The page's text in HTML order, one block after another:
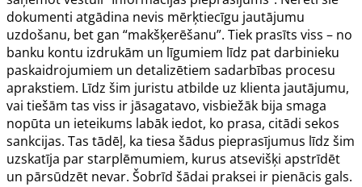
dokumenti atgādina nevis mērķtiecīgu jautājumu
uzdošanu, bet gan “makšķerēšanu”. Tiek prasīts viss – no
banku kontu izdrukām un līgumiem līdz pat darbinieku
paskaidrojumiem un detalizētiem sadarbības procesu
aprakstiem. Līdz šim juristu atbilde uz klienta jautājumu,
vai tiešām tas viss ir jāsagatavo, visbiežāk bija smaga
nopūta un ieteikums labāk iedot, ko prasa, citādi sekos
sankcijas. Tas tādēļ, ka tiesa šādus pieprasījumus līdz šim
uzskatīja par starplēmumiem, kurus atsevišķi apstrīdēt
un pārsūdzēt nevar. Šobrīd šādai praksei ir pienācis gals.